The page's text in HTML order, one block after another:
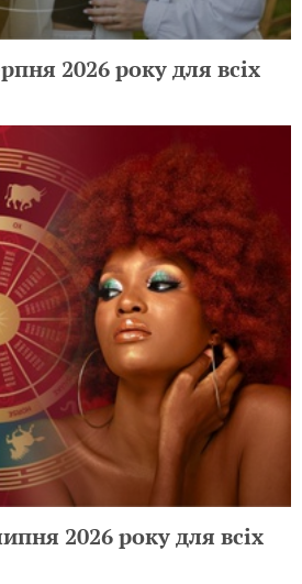
2026 року для всіх
2026 року для всіх